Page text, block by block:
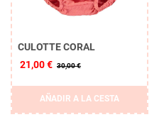
CULOTTE CORAL
21,00 € 30,00 €
AÑADIR A LA CESTA